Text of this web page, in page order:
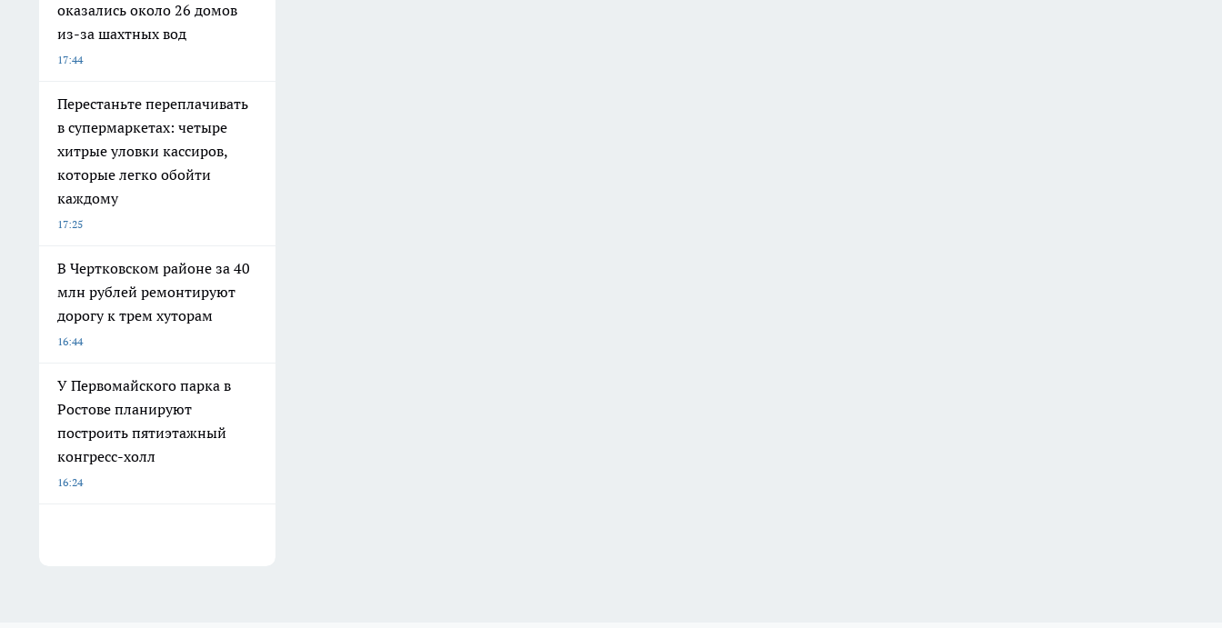
оказались около 26 домов
из-за шахтных вод
17:44
Перестаньте переплачивать
в супермаркетах: четыре
хитрые уловки кассиров,
которые легко обойти
каждому
17:25
В Чертковском районе за 40
млн рублей ремонтируют
дорогу к трем хуторам
16:44
У Первомайского парка в
Ростове планируют
построить пятиэтажный
конгресс-холл
16:24